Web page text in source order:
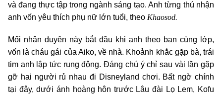
và đang thực tập trong ngành sáng tạo. Anh từng thú nhận
anh vốn yêu thích phụ nữ lớn tuổi, theo Khaosod.
Mối nhân duyên này bắt đầu khi anh theo bạn cùng lớp,
vốn là cháu gái của Aiko, về nhà. Khoảnh khắc gặp bà, trái
tim anh lập tức rung động. Đáng chú ý chỉ sau vài lần gặp
gỡ hai người rủ nhau đi Disneyland chơi. Bất ngờ chính
tại đây, dưới ánh hoàng hôn trước Lâu đài Lọ Lem, Kofu